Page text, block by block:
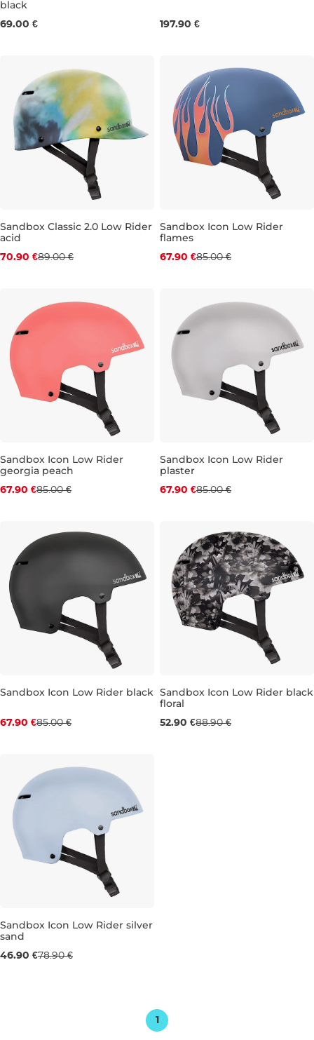
S M
black
69.00 €
S M
197.90 €
Zľava -20 %
Sandbox Classic 2.0 Low Rider
acid
70.90 €89.00 €
Zľava -20 %
Sandbox Icon Low Rider
flames
67.90 €85.00 €
Zľava -20 %
Sandbox Icon Low Rider
georgia peach
67.90 €85.00 €
Zľava -20 %
Sandbox Icon Low Rider
plaster
67.90 €85.00 €
Sandbox Icon Low Rider black
67.90 €85.00 €
Výpredaj -40 %
Sandbox Icon Low Rider black
floral
52.90 €88.90 €
Výpredaj -41 %
Sandbox Icon Low Rider silver
sand
46.90 €78.90 €
1